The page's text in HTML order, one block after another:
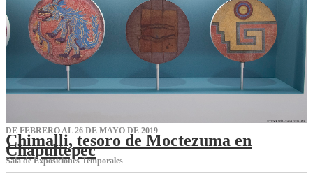
DE FEBRERO AL 26 DE MAYO DE 2019
Chimalli, tesoro de Moctezuma en
Chapultepec
Sala de Exposiciones Temporales